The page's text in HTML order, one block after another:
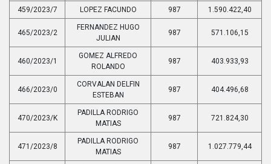
459/2023/7 LOPEZ FACUNDO 987 1.590.422,40
465/2023/2
FERNANDEZ HUGO
JULIAN
987 571.106,15
460/2023/1
GOMEZ ALFREDO
ROLANDO
987 403.933,93
466/2023/0
CORVALAN DELFIN
ESTEBAN
987 404.496,68
470/2023/K
PADILLA RODRIGO
MATIAS
987 721.824,30
471/2023/8
PADILLA RODRIGO
MATIAS
987 1.027.779,44